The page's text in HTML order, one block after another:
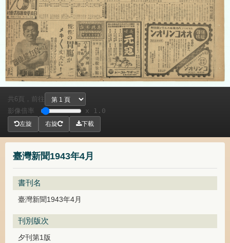
臺灣新聞1943年4月
書刊名
臺灣新聞1943年4月
刊別版次
夕刊第1版
共 6頁，
前往
影像倍率
x 1.0
左旋 右旋 下載